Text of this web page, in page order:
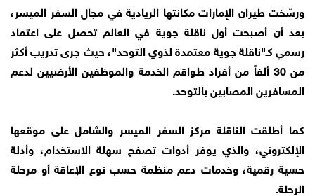
ورسّخت طيران الإمارات مكانتها الريادية في مجال السفر الميسر،
بعد أن أصبحت أول ناقلة جوية في العالم تحصل على اعتماد
رسمي كـ"ناقلة جوية معتمدة لذوي التوحد"، حيث جرى تدريب أكثر
من 30 ألفاً من أفراد طواقم الخدمة والموظفين الأرضيين لدعم
المسافرين المصابين بالتوحد.
كما أطلقت الناقلة مركز السفر الميسر والشامل على موقعها
الإلكتروني، والذي يوفر أدوات تصفح سهلة الاستخدام، وأدلة
حسية رقمية، وخدمات دعم منظمة حسب نوع الإعاقة أو مرحلة
الرحلة.